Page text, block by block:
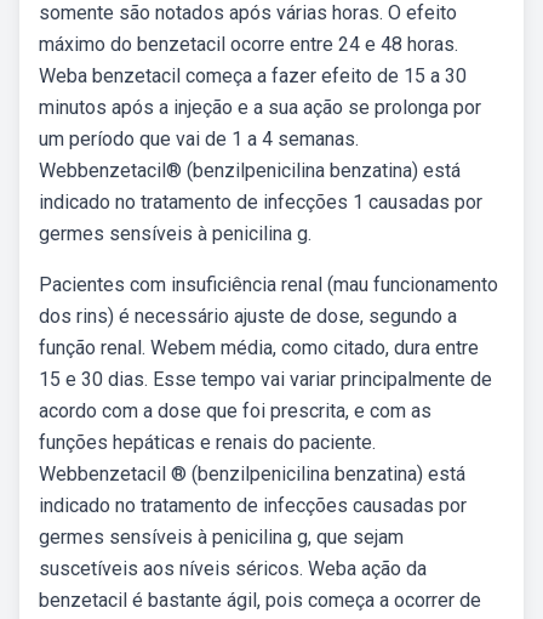
somente são notados após várias horas. O efeito
máximo do benzetacil ocorre entre 24 e 48 horas.
Weba benzetacil começa a fazer efeito de 15 a 30
minutos após a injeção e a sua ação se prolonga por
um período que vai de 1 a 4 semanas.
Webbenzetacil® (benzilpenicilina benzatina) está
indicado no tratamento de infecções 1 causadas por
germes sensíveis à penicilina g.
Pacientes com insuficiência renal (mau funcionamento
dos rins) é necessário ajuste de dose, segundo a
função renal. Webem média, como citado, dura entre
15 e 30 dias. Esse tempo vai variar principalmente de
acordo com a dose que foi prescrita, e com as
funções hepáticas e renais do paciente.
Webbenzetacil ® (benzilpenicilina benzatina) está
indicado no tratamento de infecções causadas por
germes sensíveis à penicilina g, que sejam
suscetíveis aos níveis séricos. Weba ação da
benzetacil é bastante ágil, pois começa a ocorrer de